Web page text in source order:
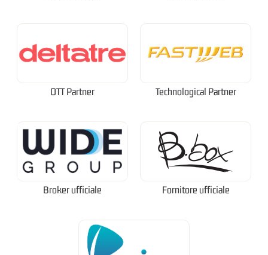
OTT Partner Technological Partner
Broker ufficiale Fornitore ufficiale